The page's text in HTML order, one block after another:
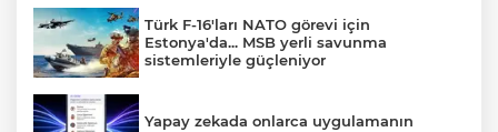
Türk F-16'ları NATO görevi için
Estonya'da... MSB yerli savunma
sistemleriyle güçleniyor
Yapay zekada onlarca uygulamanın